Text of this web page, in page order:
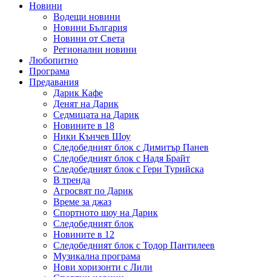
Новини
Водещи новини
Новини България
Новини от Света
Регионални новини
Любопитно
Програма
Предавания
Дарик Кафе
Денят на Дарик
Седмицата на Дарик
Новините в 18
Ники Кънчев Шоу
Следобедният блок с Димитър Панев
Следобедният блок с Надя Брайт
Следобедният блок с Гери Турийска
В тренда
Агросвят по Дарик
Време за джаз
Спортното шоу на Дарик
Следобедният блок
Новините в 12
Следобедният блок с Тодор Пантилеев
Музикална програма
Нови хоризонти с Лили